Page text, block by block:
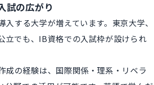
試の広がり
入する大学が増えています。東京大学、
立でも、IB資格での入試枠が設けられ
成の経験は、国際関係・理系・リベラ